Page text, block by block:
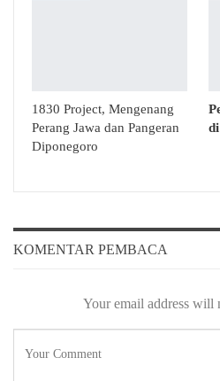
1830 Project, Mengenang
Perang Jawa dan Pangeran
Diponegoro
KOMENTAR PEMBACA
Your email address will